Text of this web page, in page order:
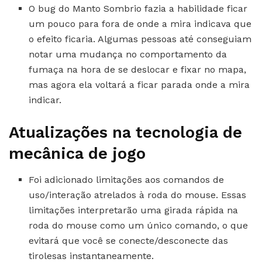
O bug do Manto Sombrio fazia a habilidade ficar
um pouco para fora de onde a mira indicava que
o efeito ficaria. Algumas pessoas até conseguiam
notar uma mudança no comportamento da
fumaça na hora de se deslocar e fixar no mapa,
mas agora ela voltará a ficar parada onde a mira
indicar.
Atualizações na tecnologia de
mecânica de jogo
Foi adicionado limitações aos comandos de
uso/interação atrelados à roda do mouse. Essas
limitações interpretarão uma girada rápida na
roda do mouse como um único comando, o que
evitará que você se conecte/desconecte das
tirolesas instantaneamente.